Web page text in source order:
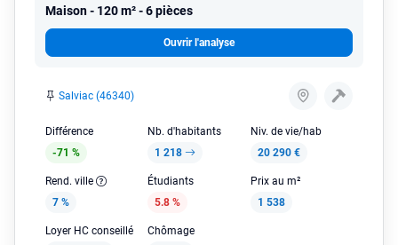
Maison 120 m² - 6 pièces
Ouvrir l'analyse
Salviac (46340)
Différence
-71 %
Nb. d'habitants
1 218
Niv. de vie/hab
20 290 €
Rend. ville
7 %
Étudiants
5.8 %
Prix au m²
1 538
Loyer HC conseillé
Chômage